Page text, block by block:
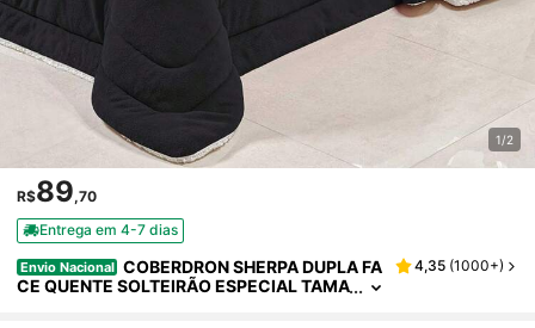
1/2
R$89,70
Entrega em 4-7 dias
Envio Nacional COBERDRON SHERPA DUPLA FA
CE QUENTE SOLTEIRÃO ESPECIAL TAMA
4,35 (1000+)